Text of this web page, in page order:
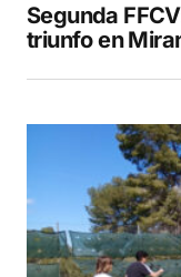
Segunda
triunfo en